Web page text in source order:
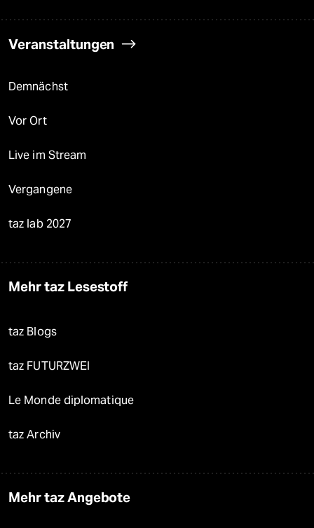
Veranstaltungen
Demnächst
Vor Ort
Live im Stream
Vergangene
taz lab 2027
Mehr taz Lesestoff
taz Blogs
taz FUTURZWEI
Le Monde diplomatique
taz Archiv
Mehr taz Angebote